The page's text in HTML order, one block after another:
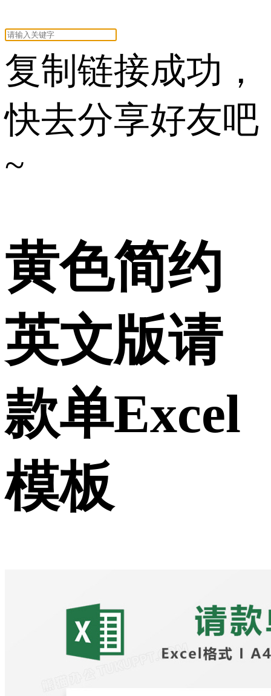
复制链接成功，
快去分享好友吧
~
黄色简约
英文版请
款单Excel
模板